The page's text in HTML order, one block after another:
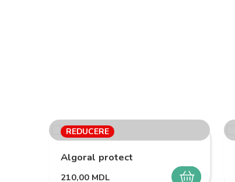
REDUCERE
SELECTEAZĂ
Algoral protect
210,00 MDL